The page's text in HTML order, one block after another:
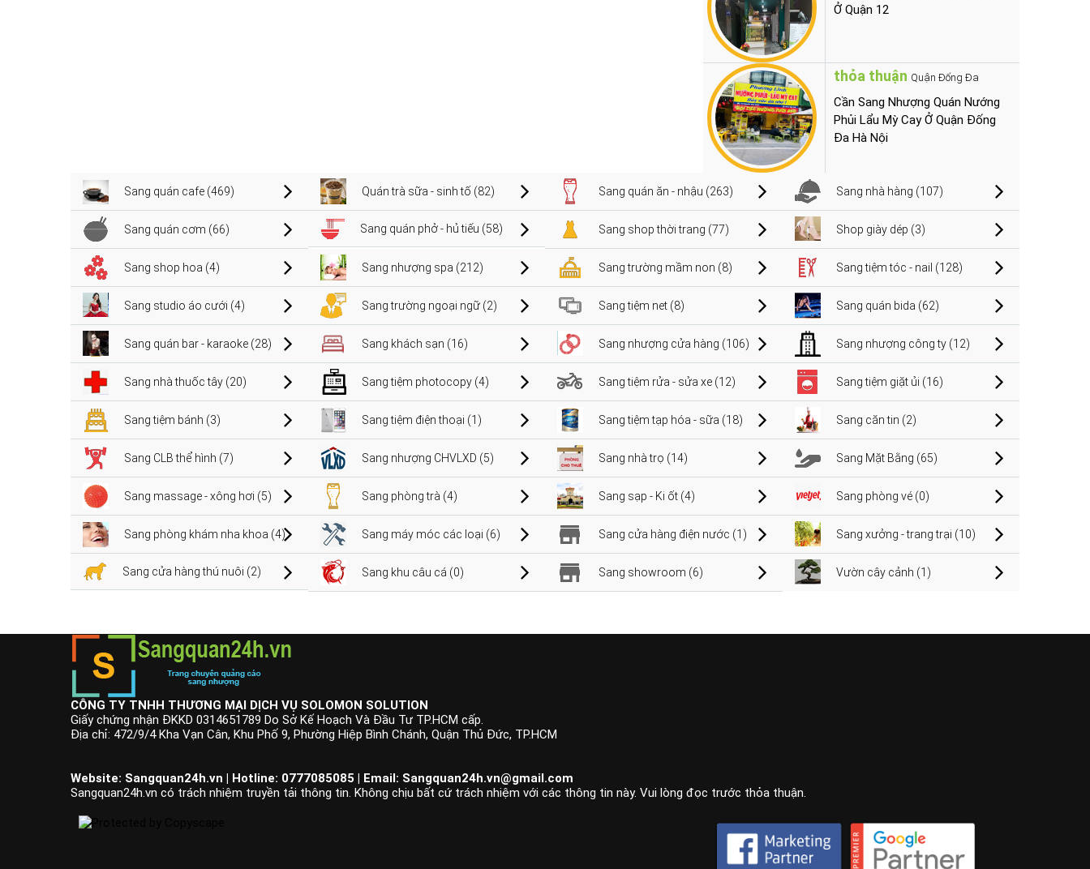
Ở Quận 12
thỏa thuận Quận Đống Đa
Cần Sang Nhượng Quán Nướng
Phủi Lẩu Mỳ Cay Ở Quận Đống
Đa Hà Nội
Sang quán cafe (469) Quán trà sữa - sinh tố (82) Sang quán ăn - nhậu (263) Sang nhà hàng (107)
Sang quán cơm (66) Sang quán phở - hủ tiếu (58) Sang shop thời trang (77) Shop giày dép (3)
Sang shop hoa (4) Sang nhượng spa (212) Sang trường mầm non (8) Sang tiệm tóc - nail (128)
Sang studio áo cưới (4) Sang trường ngoại ngữ (2) Sang tiệm net (8) Sang quán bida (62)
Sang quán bar - karaoke (28) Sang khách sạn (16) Sang nhượng cửa hàng (106) Sang nhượng công ty (12)
Sang nhà thuốc tây (20) Sang tiệm photocopy (4) Sang tiệm rửa - sửa xe (12) Sang tiệm giặt ủi (16)
Sang tiệm bánh (3) Sang tiệm điện thoại (1) Sang tiệm tạp hóa - sữa (18) Sang căn tin (2)
Sang CLB thể hình (7) Sang nhượng CHVLXD (5) Sang nhà trọ (14) Sang Mặt Bằng (65)
Sang massage - xông hơi (5) Sang phòng trà (4) Sang sạp - Ki ốt (4) Sang phòng vé (0)
Sang phòng khám nha khoa (4) Sang máy móc các loại (6) Sang cửa hàng điện nước (1) Sang xưởng - trang trại (10)
Sang cửa hàng thú nuôi (2) Sang khu câu cá (0) Sang showroom (6) Vườn cây cảnh (1)
CÔNG TY TNHH THƯƠNG MẠI DỊCH VỤ SOLOMON SOLUTION
Giấy chứng nhận ĐKKD 0314651789 Do Sở Kế Hoạch Và Đầu Tư TP.HCM cấp.
Địa chỉ: 472/9/4 Kha Vạn Cân, Khu Phố 9, Phường Hiệp Bình Chánh, Quận Thủ Đức, TP.HCM
Website: Sangquan24h.vn | Hotline: 0777085085 | Email: Sangquan24h.vn@gmail.com
Sangquan24h.vn có trách nhiệm truyền tải thông tin. Không chịu bất cứ trách nhiệm với các thông tin này. Vui lòng đọc trước thỏa thuận.